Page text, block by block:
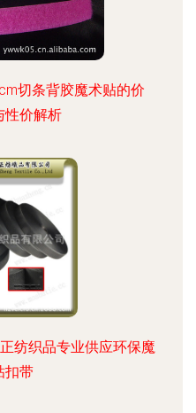
切条背胶魔术贴的价
性价解析
纺织品专业供应环保魔
扣带